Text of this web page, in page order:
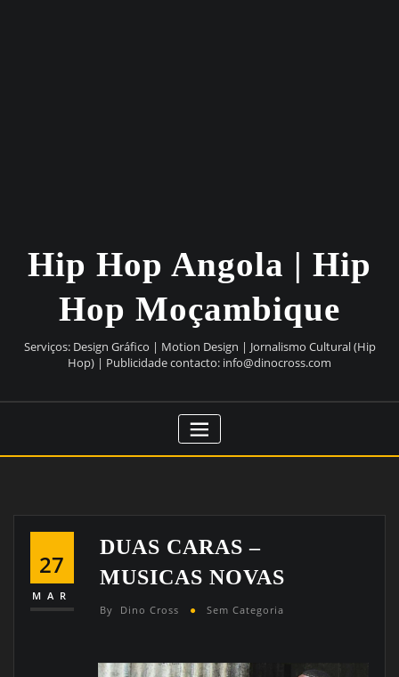
Hip Hop Angola | Hip
Hop Moçambique
Serviços: Design Gráfico | Motion Design | Jornalismo Cultural (Hip
Hop) | Publicidade contacto: info@dinocross.com
27
MAR
DUAS CARAS –
MUSICAS NOVAS
By Dino Cross Sem Categoria